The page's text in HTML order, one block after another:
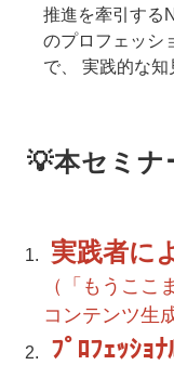
推進を牽引する
のプロフェッシ
で、 実践的な知
💡本セミナ
実践者に
（「もうここ
コンテンツ生
ﾌﾟﾛﾌｪｯｼｮ